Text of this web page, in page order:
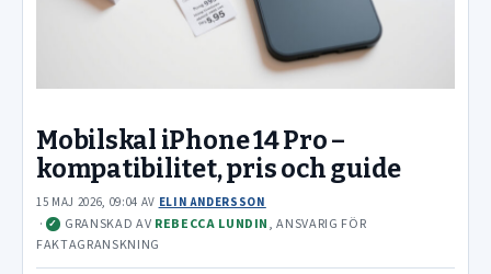
Mobilskal iPhone 14 Pro –
kompatibilitet, pris och guide
15 MAJ 2026, 09:04 AV ELIN ANDERSSON
· ✓ GRANSKAD AV REBECCA LUNDIN, ANSVARIG FÖR
FAKTAGRANSKNING